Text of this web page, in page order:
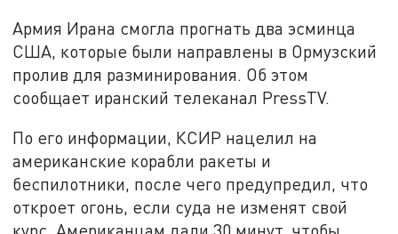
Армия Ирана смогла прогнать два эсминца
США, которые были направлены в Ормузский
пролив для разминирования. Об этом
сообщает иранский телеканал PressTV.
По его информации, КСИР нацелил на
американские корабли ракеты и
беспилотники, после чего предупредил, что
откроет огонь, если суда не изменят свой